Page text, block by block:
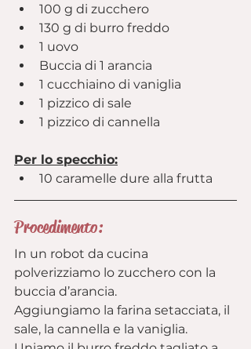
100 g di zucchero
130 g di burro freddo
1 uovo
Buccia di 1 arancia
1 cucchiaino di vaniglia
1 pizzico di sale
1 pizzico di cannella
Per lo specchio:
10 caramelle dure alla frutta
Procedimento:
In un robot da cucina
polverizziamo lo zucchero con la
buccia d’arancia.
Aggiungiamo la farina setacciata, il
sale, la cannella e la vaniglia.